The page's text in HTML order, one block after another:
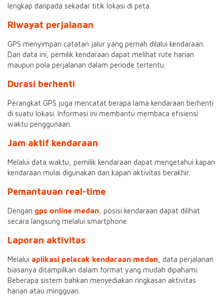
lengkap daripada sekadar titik lokasi di peta.
Riwayat perjalanan
GPS menyimpan catatan jalur yang pernah dilalui kendaraan.
Dari data ini, pemilik kendaraan dapat melihat rute harian
maupun pola perjalanan dalam periode tertentu.
Durasi berhenti
Perangkat GPS juga mencatat berapa lama kendaraan berhenti
di suatu lokasi. Informasi ini membantu membaca efisiensi
waktu penggunaan.
Jam aktif kendaraan
Melalui data waktu, pemilik kendaraan dapat mengetahui kapan
kendaraan mulai digunakan dan kapan aktivitas berakhir.
Pemantauan real-time
Dengan gps online medan posisi kendaraan dapat dilihat
secara langsung melalui smartphone.
Laporan aktivitas
Melalui aplikasi pelacak kendaraan medan , data perjalanan
biasanya ditampilkan dalam format yang mudah dipahami.
Beberapa sistem bahkan menyediakan ringkasan aktivitas
harian atau mingguan.